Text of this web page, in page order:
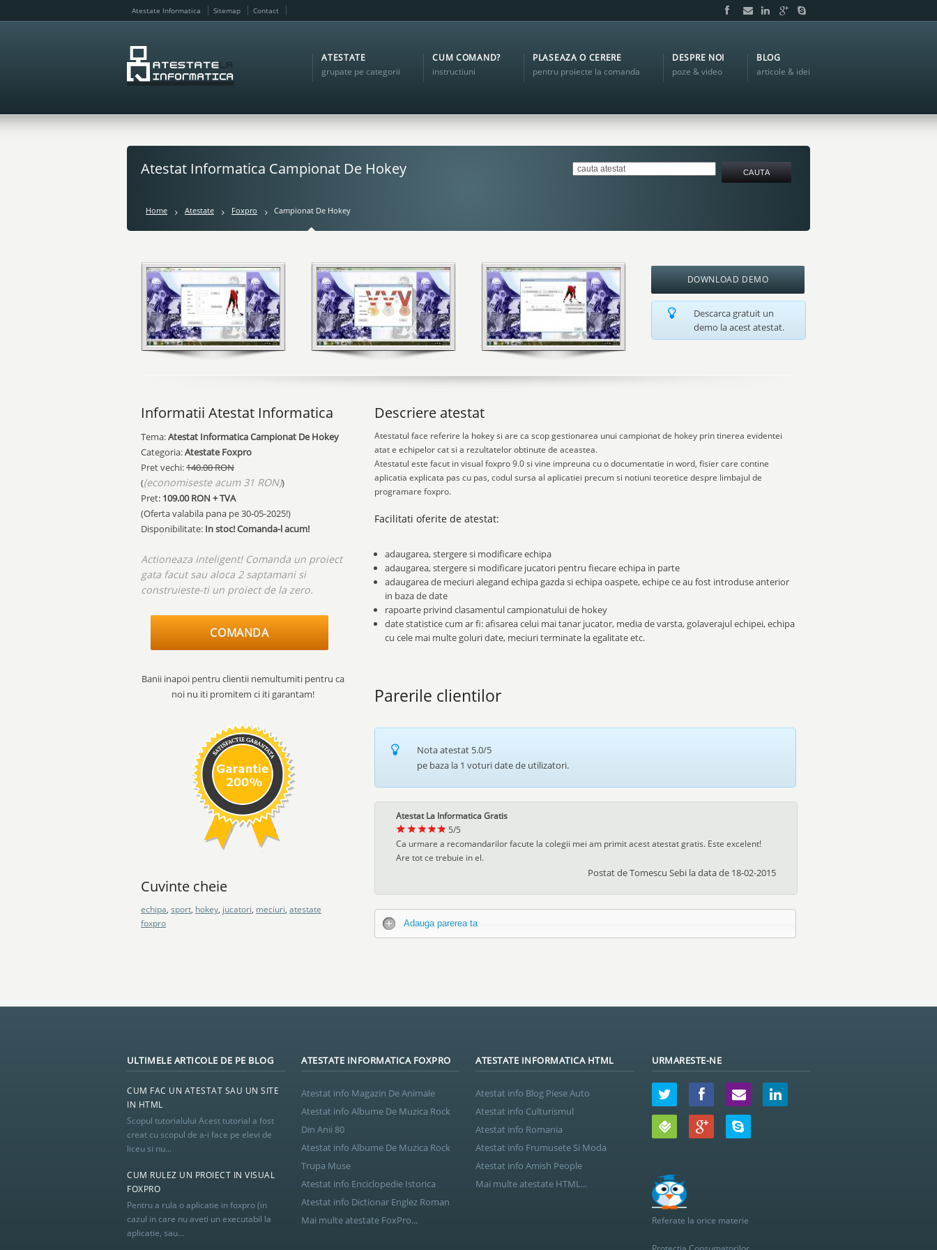
Atestate Informatica Sitemap Contact
ATESTATE
grupate pe categorii
CUM COMAND?
instructiuni
PLASEAZA O CERERE
pentru proiecte la comanda
DESPRE NOI
poze & video
BLOG
articole & idei
Atestat Informatica Campionat De Hokey
Home Atestate Foxpro Campionat De Hokey
DOWNLOAD DEMO
Descarca gratuit un
demo la acest atestat.
Informatii Atestat Informatica
Tema:Atestat Informatica Campionat De Hokey
Categoria:Atestate Foxpro
Pret vechi:140.00 RON
((economiseste acum 31 RON))
Pret: 109.00RON + TVA
(Oferta valabila pana pe30-05-2025!)
Disponibilitate: In stoc! Comanda-l acum!
Actioneaza inteligent! Comanda un proiect
gata facut sau aloca 2 saptamani si
construieste-ti un proiect de la zero.
COMANDA
Banii inapoi pentru clientii nemultumiti pentru ca
noi nu iti promitem ci iti garantam!
Cuvinte cheie
echipa, sport, hokey, jucatori, meciuri, atestate
foxpro
Descriere atestat
Atestatul face referire la hokey si are ca scop gestionarea unui campionat de hokey prin tinerea evidentei
atat e echipelor cat si a rezultatelor obtinute de aceastea.
Atestatul este facut in visual foxpro 9.0 si vine impreuna cu o documentatie in word, fisier care contine
aplicatia explicata pas cu pas, codul sursa al aplicatiei precum si notiuni teoretice despre limbajul de
programare foxpro.
Facilitati oferite de atestat:
adaugarea, stergere si modificare echipa
adaugarea, stergere si modificare jucatori pentru fiecare echipa in parte
adaugarea de meciuri alegand echipa gazda si echipa oaspete, echipe ce au fost introduse anterior
in baza de date
rapoarte privind clasamentul campionatului de hokey
date statistice cum ar fi: afisarea celui mai tanar jucator, media de varsta, golaverajul echipei, echipa
cu cele mai multe goluri date, meciuri terminate la egalitate etc.
Parerile clientilor
Nota atestat 5.0/5
pe baza la 1 voturi date de utilizatori.
Atestat La Informatica Gratis
5/5
Ca urmare a recomandarilor facute la colegii mei am primit acest atestat gratis. Este excelent!
Are tot ce trebuie in el.
Postat deTomescu Sebila data de 18-02-2015
Adauga parerea ta
ULTIMELE ARTICOLE DE PE BLOG
CUM FAC UN ATESTAT SAU UN SITE
IN HTML
Scopul tutorialului Acest tutorial a fost
creat cu scopul de a-i face pe elevi de
liceu si nu...
CUM RULEZ UN PROIECT IN VISUAL
FOXPRO
Pentru a rula o aplicatie in foxpro (in
cazul in care nu aveti un executabil la
aplicatie, sau...
ATESTATE INFORMATICA FOXPRO
Atestat info Magazin De Animale
Atestat info Albume De Muzica Rock
Din Anii 80
Atestat info Albume De Muzica Rock
Trupa Muse
Atestat info Enciclopedie Istorica
Atestat info Dictionar Englez Roman
Mai multe atestate FoxPro...
ATESTATE INFORMATICA HTML
Atestat info Blog Piese Auto
Atestat info Culturismul
Atestat info Romania
Atestat info Frumusete Si Moda
Atestat info Amish People
Mai multe atestate HTML...
URMARESTE-NE
Referate la orice materie